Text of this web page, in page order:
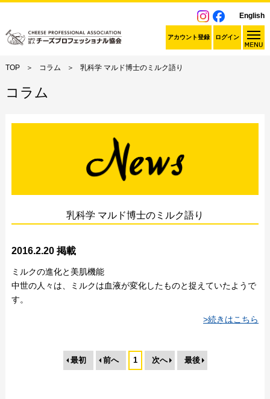
English
アカウント登録 ログイン
TOP コラム 乳科学 マルド博士のミルク語り
コラム
乳科学 マルド博士のミルク語り
2016.2.20 掲載
ミルクの進化と美肌機能
中世の人々は、ミルクは血液が変化したものと捉えていたようで
す。
>続きはこちら
最初 前へ 1 次へ 最後